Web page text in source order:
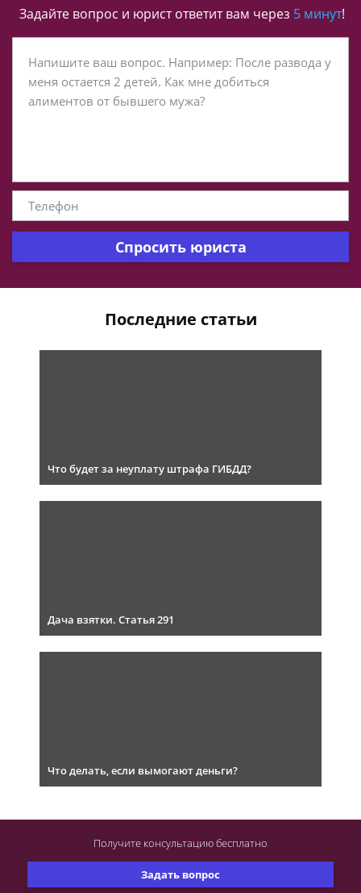
Задайте вопрос и юрист ответит вам через 5 минут!
Спросить юриста
Последние статьи
Что будет за неуплату штрафа ГИБДД?
Дача взятки. Статья 291
Что делать, если вымогают деньги?
Задать вопрос
Получите консультациюбесплатно